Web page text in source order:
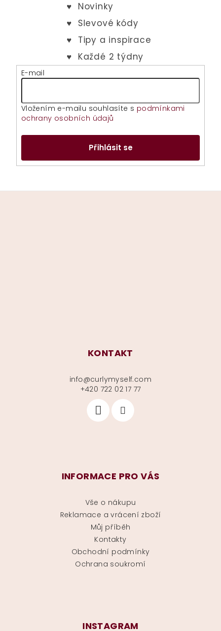
E-mail
Vložením e-mailu souhlasíte s podmínkami
ochrany osobních údajů
Přihlásit se
KONTAKT
info@curlymyself.com
+420 722 02 17 77
INFORMACE PRO VÁS
Vše o nákupu
Reklamace a vrácení zboží
Můj příběh
Kontakty
Obchodní podmínky
Ochrana soukromí
INSTAGRAM